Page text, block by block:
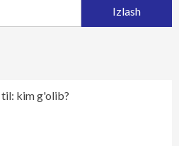
kim g'olib?